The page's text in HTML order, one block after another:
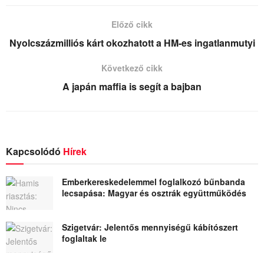
Előző cikk
Nyolcszázmilliós kárt okozhatott a HM-es ingatlanmutyi
Következő cikk
A japán maffia is segít a bajban
Kapcsolódó Hírek
Emberkereskedelemmel foglalkozó bűnbanda
lecsapása: Magyar és osztrák együttműködés
Szigetvár: Jelentős mennyiségű kábítószert
foglaltak le